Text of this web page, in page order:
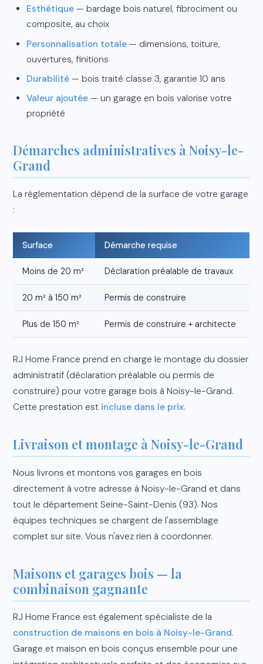
Esthétique— bardage bois naturel, fibrociment ou
composite, au choix
Personnalisation totale— dimensions, toiture,
ouvertures, finitions
Durabilité— bois traité classe 3, garantie 10 ans
Valeur ajoutée— un garage en bois valorise votre
propriété
Démarches administratives à Noisy-le-
Grand
La réglementation dépend de la surface de votre garage
:
Surface Démarche requise
Moins de 20 m² Déclaration préalable de travaux
20 m² à 150 m² Permis de construire
Plus de 150 m² Permis de construire + architecte
RJ Home France prend en charge le montage du dossier
administratif (déclaration préalable ou permis de
construire) pour votre garage bois à Noisy-le-Grand.
Cette prestation est incluse dans le prix.
Livraison et montage à Noisy-le-Grand
Nous livrons et montons vos garages en bois
directement à votre adresse à Noisy-le-Grand et dans
tout le département Seine-Saint-Denis (93). Nos
équipes techniques se chargent de l'assemblage
complet sur site. Vous n'avez rien à coordonner.
Maisons et garages bois — la
combinaison gagnante
RJ Home France est également spécialiste de la
construction de maisons en bois à Noisy-le-Grand.
Garage et maison en bois conçus ensemble pour une